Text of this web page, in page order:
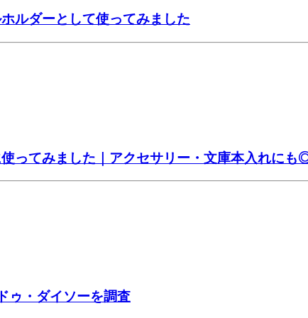
ルダーとして使ってみました
ってみました｜アクセサリー・文庫本入れにも
ゥ・ダイソーを調査